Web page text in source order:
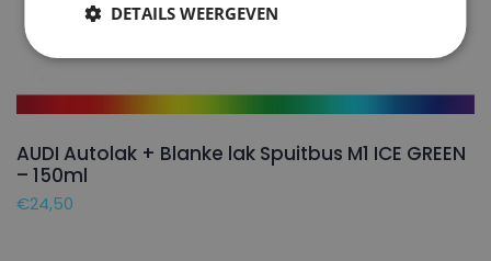
AUDI Autolak + Blanke lak Spuitbus M1 ICE GREEN
– 150ml
€24,50
DETAILS WEERGEVEN